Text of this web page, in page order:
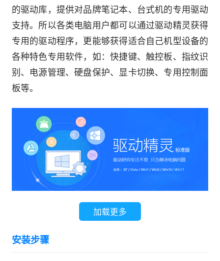
的驱动库，提供对品牌笔记本、台式机的专用驱动
支持。所以各类电脑用户都可以通过驱动精灵获得
专用的驱动程序，更能够获得适合自己机型设备的
各种特色专用软件，如：快捷键、触控板、指纹识
别、电源管理、硬盘保护、显卡切换、专用控制面
板等。
1.超强硬件检测能力
加载更多
安装步骤